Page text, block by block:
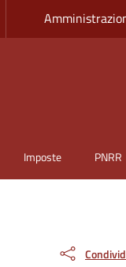
Imposte PNRR